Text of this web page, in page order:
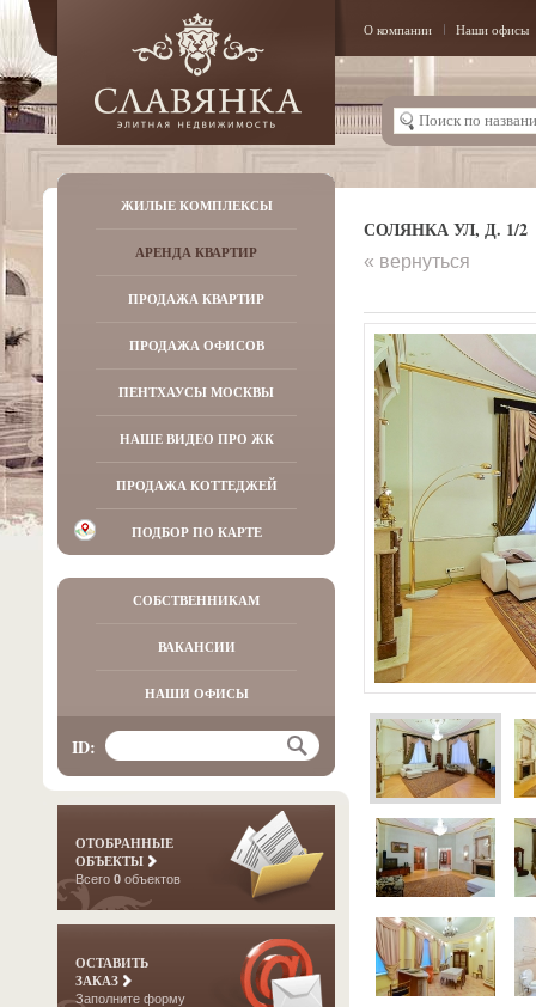
О компании Наши офисы
ЖИЛЫЕ КОМПЛЕКСЫ
АРЕНДА КВАРТИР
ПРОДАЖА КВАРТИР
ПРОДАЖА ОФИСОВ
ПЕНТХАУСЫ МОСКВЫ
НАШЕ ВИДЕО ПРО ЖК
ПРОДАЖА КОТТЕДЖЕЙ
ПОДБОР ПО КАРТЕ
СОБСТВЕННИКАМ
ВАКАНСИИ
НАШИ ОФИСЫ
ID:
ОТОБРАННЫЕ
ОБЪЕКТЫ
Всего 0 объектов
ОСТАВИТЬ
ЗАКАЗ
Заполните форму
СОЛЯНКА УЛ, Д. 1/2
« вернуться